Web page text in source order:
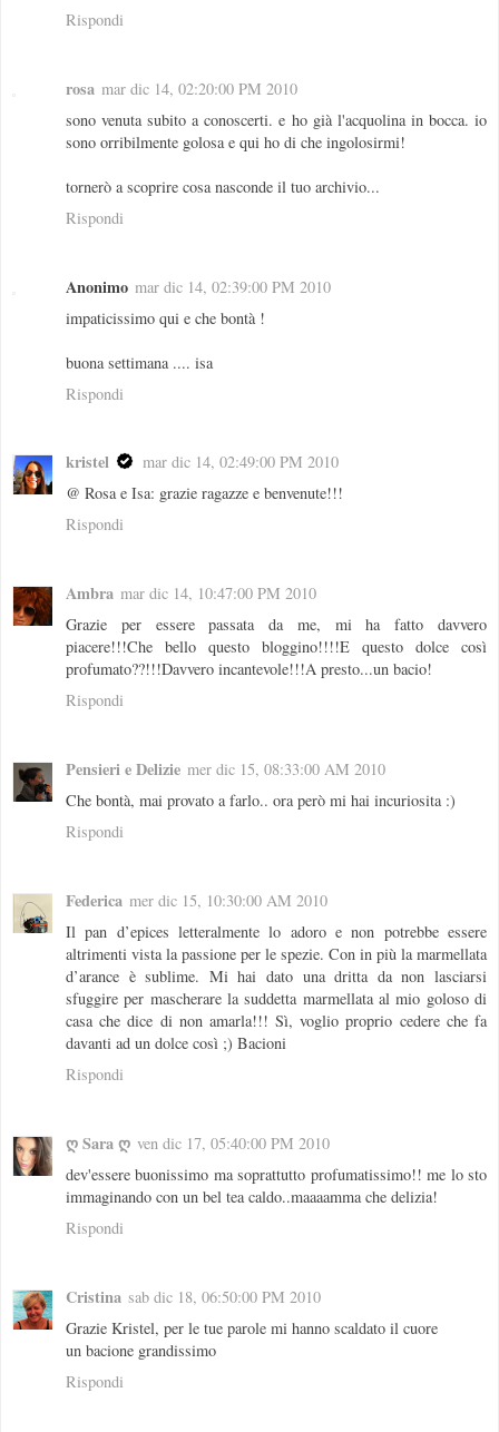
Rispondi
rosa mar dic 14, 02:20:00 PM 2010
sono venuta subito a conoscerti. e ho già l'acquolina in bocca. io
sono orribilmente golosa e qui ho di che ingolosirmi!
tornerò a scoprire cosa nasconde il tuo archivio...
Rispondi
Anonimo mar dic 14, 02:39:00 PM 2010
impaticissimo qui e che bontà !
buona settimana .... isa
Rispondi
kristel
mar dic 14, 02:49:00 PM 2010
@ Rosa e Isa: grazie ragazze e benvenute!!!
Rispondi
Ambra mar dic 14, 10:47:00 PM 2010
Grazie per essere passata da me, mi ha fatto davvero
piacere!!!Che bello questo bloggino!!!!E questo dolce così
profumato??!!!Davvero incantevole!!!A presto...un bacio!
Rispondi
Pensieri e Delizie mer dic 15, 08:33:00 AM 2010
Che bontà, mai provato a farlo.. ora però mi hai incuriosita :)
Rispondi
Federica mer dic 15, 10:30:00 AM 2010
Il pan d’epices letteralmente lo adoro e non potrebbe essere
altrimenti vista la passione per le spezie. Con in più la marmellata
d’arance è sublime. Mi hai dato una dritta da non lasciarsi
sfuggire per mascherare la suddetta marmellata al mio goloso di
casa che dice di non amarla!!! Sì, voglio proprio cedere che fa
davanti ad un dolce così ;) Bacioni
Rispondi
ღ Sara ღ ven dic 17, 05:40:00 PM 2010
dev'essere buonissimo ma soprattutto profumatissimo!! me lo sto
immaginando con un bel tea caldo..maaaamma che delizia!
Rispondi
Cristina sab dic 18, 06:50:00 PM 2010
Grazie Kristel, per le tue parole mi hanno scaldato il cuore
un bacione grandissimo
Rispondi